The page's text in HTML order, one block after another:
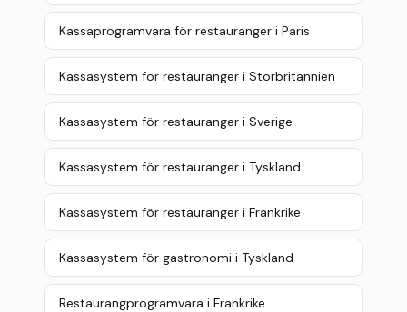
Kassaprogramvara för restauranger i Paris
Kassasystem för restauranger i Storbritannien
Kassasystem för restauranger i Sverige
Kassasystem för restauranger i Tyskland
Kassasystem för restauranger i Frankrike
Kassasystem för gastronomi i Tyskland
Restaurangprogramvara i Frankrike